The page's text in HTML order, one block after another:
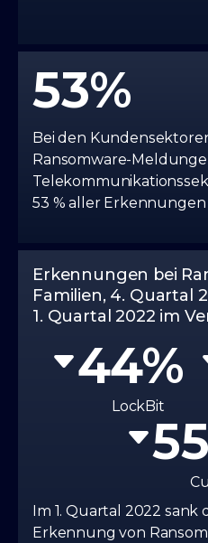
53
Bei den
Ransomware-
53 % aller
Erkennungen bei
Familien, 4. Quartal
1. Quartal 2022 im
44
LockBit
55
Im 1. Quartal 2022 sank
Erkennung von